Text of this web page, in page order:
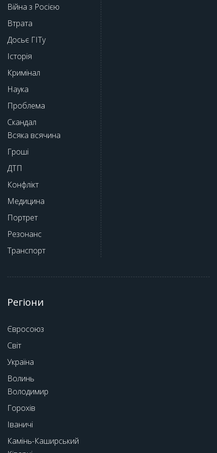
Війна з Росією
Втрата
Досьє ГІТу
Історія
Кримінал
Наука
Проблема
Скандал
Всяка всячина
Гроші
ДТП
Конфлікт
Медицина
Портрет
Резонанс
Транспорт
Регіони
Євросоюз
Світ
Україна
Волинь
Володимир
Горохів
Іваничі
Камінь-Каширський